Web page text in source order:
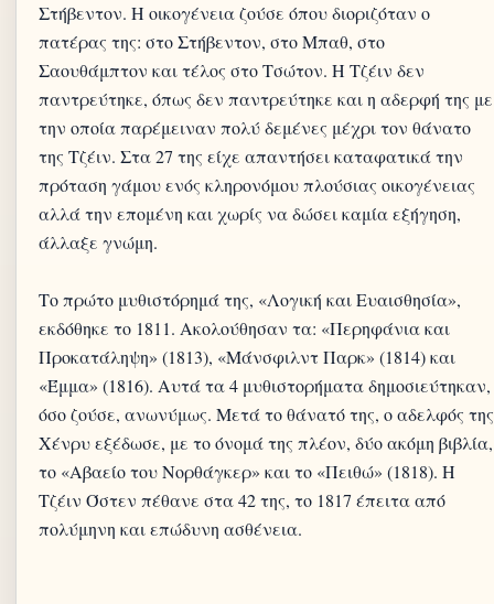
Στήβεντον. Η οικογένεια ζούσε όπου διοριζόταν ο
πατέρας της: στο Στήβεντον, στο Μπαθ, στο
Σαουθάμπτον και τέλος στο Τσώτον. Η Τζέιν δεν
παντρεύτηκε, όπως δεν παντρεύτηκε και η αδερφή της με
την οποία παρέμειναν πολύ δεμένες μέχρι τον θάνατο
της Τζέιν. Στα 27 της είχε απαντήσει καταφατικά την
πρόταση γάμου ενός κληρονόμου πλούσιας οικογένειας
αλλά την επομένη και χωρίς να δώσει καμία εξήγηση,
άλλαξε γνώμη.
Το πρώτο μυθιστόρημά της, «Λογική και Ευαισθησία»,
εκδόθηκε το 1811. Ακολούθησαν τα: «Περηφάνια και
Προκατάληψη» (1813), «Μάνσφιλντ Παρκ» (1814) και
«Έμμα» (1816). Αυτά τα 4 μυθιστορήματα δημοσιεύτηκαν,
όσο ζούσε, ανωνύμως. Μετά το θάνατό της, ο αδελφός της
Χένρυ εξέδωσε, με το όνομά της πλέον, δύο ακόμη βιβλία,
το «Αβαείο του Νορθάγκερ» και το «Πειθώ» (1818). Η
Τζέιν Όστεν πέθανε στα 42 της, το 1817 έπειτα από
πολύμηνη και επώδυνη ασθένεια.